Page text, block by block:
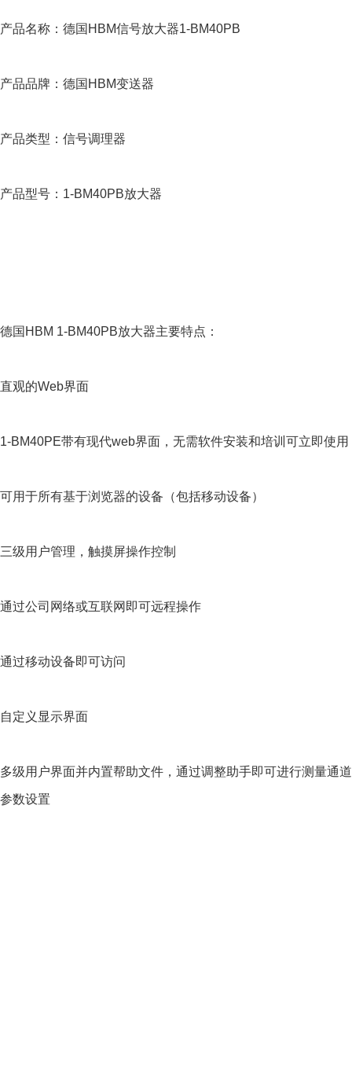
产品名称：德国HBM信号放大器1-BM40PB
产品品牌：德国HBM变送器
产品类型：信号调理器
产品型号：1-BM40PB放大器
德国HBM 1-BM40PB放大器主要特点：
直观的Web界面
1-BM40PE带有现代web界面，无需软件安装和培训可立即使用
可用于所有基于浏览器的设备（包括移动设备）
三级用户管理，触摸屏操作控制
通过公司网络或互联网即可远程操作
通过移动设备即可访问
自定义显示界面
多级用户界面并内置帮助文件，通过调整助手即可进行测量通道
参数设置